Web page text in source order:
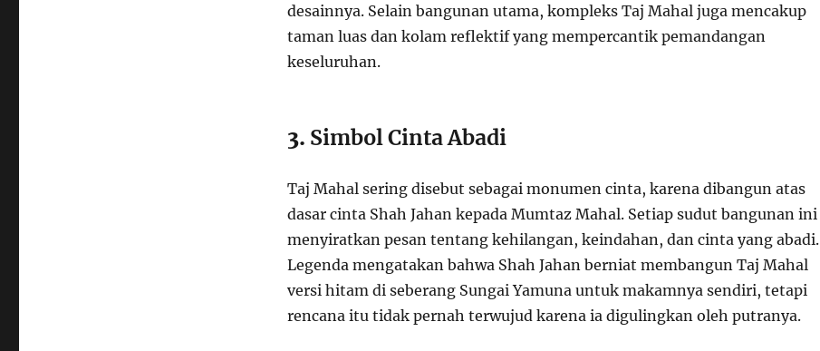
desainnya. Selain bangunan utama, kompleks Taj Mahal juga mencakup
taman luas dan kolam reflektif yang mempercantik pemandangan
keseluruhan.
3. Simbol Cinta Abadi
Taj Mahal sering disebut sebagai monumen cinta, karena dibangun atas
dasar cinta Shah Jahan kepada Mumtaz Mahal. Setiap sudut bangunan ini
menyiratkan pesan tentang kehilangan, keindahan, dan cinta yang abadi.
Legenda mengatakan bahwa Shah Jahan berniat membangun Taj Mahal
versi hitam di seberang Sungai Yamuna untuk makamnya sendiri, tetapi
rencana itu tidak pernah terwujud karena ia digulingkan oleh putranya.